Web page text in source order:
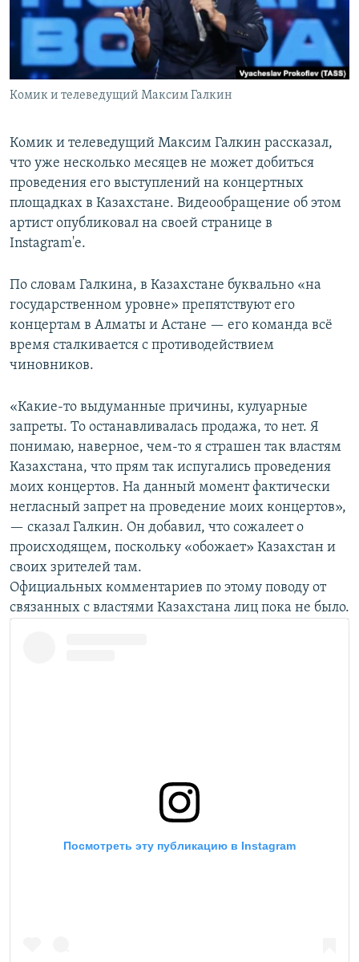
Комик и телеведущий Максим Галкин
Комик и телеведущий Максим Галкин рассказал,
что уже несколько месяцев не может добиться
проведения его выступлений на концертных
площадках в Казахстане. Видеообращение об этом
артист опубликовал на своей странице в
Instagram'е.
По словам Галкина, в Казахстане буквально «на
государственном уровне» препятствуют его
концертам в Алматы и Астане — его команда всё
время сталкивается с противодействием
чиновников.
«Какие-то выдуманные причины, кулуарные
запреты. То останавливалась продажа, то нет. Я
понимаю, наверное, чем-то я страшен так властям
Казахстана, что прям так испугались проведения
моих концертов. На данный момент фактически
негласный запрет на проведение моих концертов»,
— сказал Галкин. Он добавил, что сожалеет о
происходящем, поскольку «обожает» Казахстан и
своих зрителей там.
Официальных комментариев по этому поводу от
связанных с властями Казахстана лиц пока не было.